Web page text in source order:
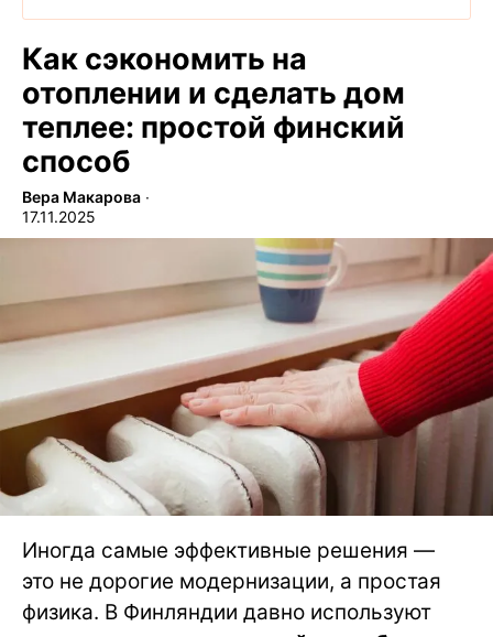
Как сэкономить на
отоплении и сделать дом
теплее: простой финский
способ
Вера Макарова ∙
17.11.2025
Иногда самые эффективные решения —
это не дорогие модернизации, а простая
физика. В Финляндии давно используют